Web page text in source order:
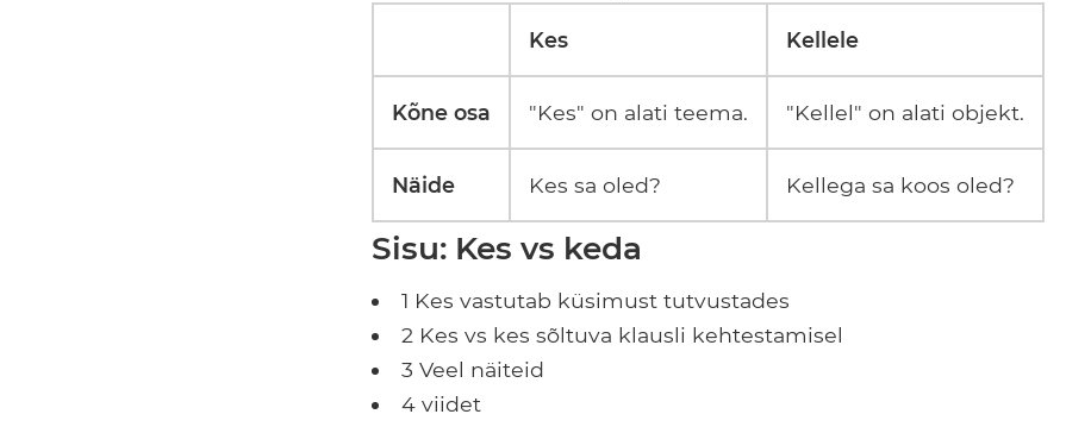
Kes Kellele
Kõne osa "Kes" on alati teema. "Kellel" on alati objekt.
Näide Kes sa oled? Kellega sa koos oled?
Sisu: Kes vs keda
1 Kes vastutab küsimust tutvustades
2 Kes vs kes sõltuva klausli kehtestamisel
3 Veel näiteid
4 viidet